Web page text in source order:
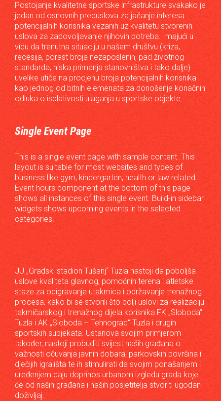
Postojanje kvalitetne sportske infrastrukture svakako je
jedan od osnovnih preduslova za jačanje interesa
potencijalnih korisnika vezanih uz kvalitetu stvorenih
uslova za zadovoljavanje njihovih potreba. Imajući u
vidu da trenutna situaciju u našem društvu (kriza,
recesija, porast broja nezaposlenih, pad životnog
standarda, niska primanja stanovništva i tako dalje)
uvelike utiče na procjenu broja potencijalnih korisnika
kao jednog od bitnih elemenata za donošenje konačnih
odluka o isplativosti ulaganja u sportske objekte.
Single Event Page
This is a single event page with sample content. This
layout is suitable for most websites and types of
business like gym, kindergarten, health or law related.
Event hours component at the bottom of this page
shows all instances of this single event. Build-in sidebar
widgets shows upcoming events in the selected
categories.
JU „Gradski stadion Tušanj“ Tuzla nastoji da poboljša
uslove kvaliteta glavnog, pomoćnih terena i atletske
staze za odigravanje utakmica i održavanje trenažnog
procesa, kako bi se stvorili što bolji uslovi za realizaciju
takmičarskog i trenažnog dijela korisnika FK „Sloboda“
Tuzla i AK „Sloboda – Tehnograd“ Tuzla i drugih
sportskih subjekata. Ustanova svojim primjerom
također, nastoji probuditi svijest naših građana o
važnosti očuvanja javnih dobara, parkovskih površina i
dječijih igrališta te ih stimulirati da svojim ponašanjem i
uređenjem daju doprinos urbanom izgledu grada koje
će od naših građana i naših posjetitelja stvoriti ugodan
doživljaj.